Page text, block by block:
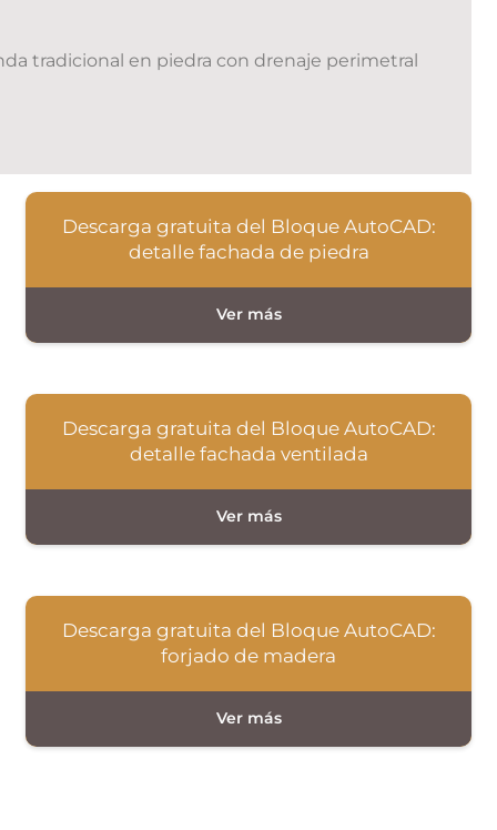
tradicional en piedra con drenaje perimetral
Descarga gratuita del Bloque AutoCAD:
detalle fachada de piedra
Descarga gratuita del Bloque AutoCAD:
detalle fachada ventilada
Descarga gratuita del Bloque AutoCAD:
forjado de madera